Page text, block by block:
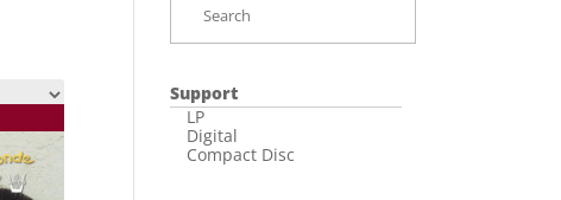
Support
LP
Digital
Compact Disc